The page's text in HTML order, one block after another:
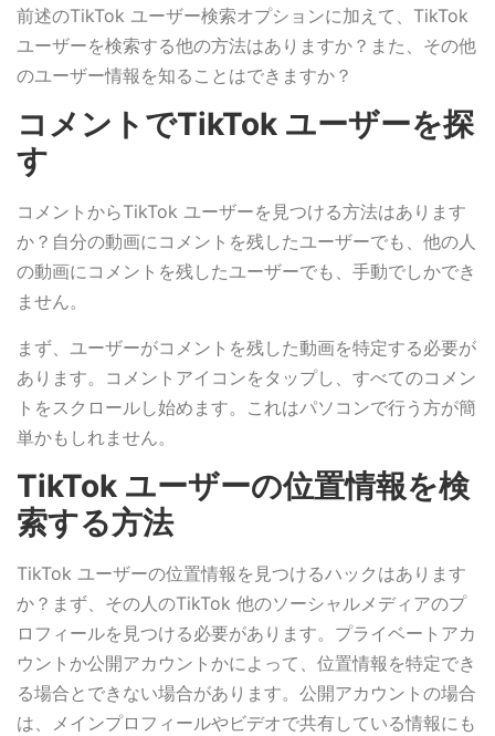
前述のTikTok ユーザー検索オプションに加えて、TikTok
ユーザーを検索する他の方法はありますか？また、その他
のユーザー情報を知ることはできますか？
コメントでTikTok ユーザーを探
す
コメントからTikTok ユーザーを見つける方法はあります
か？自分の動画にコメントを残したユーザーでも、他の人
の動画にコメントを残したユーザーでも、手動でしかでき
ません。
まず、ユーザーがコメントを残した動画を特定する必要が
あります。コメントアイコンをタップし、すべてのコメン
トをスクロールし始めます。これはパソコンで行う方が簡
単かもしれません。
TikTok ユーザーの位置情報を検
索する方法
TikTok ユーザーの位置情報を見つけるハックはあります
か？まず、その人のTikTok 他のソーシャルメディアのプ
ロフィールを見つける必要があります。プライベートアカ
ウントか公開アカウントかによって、位置情報を特定でき
る場合とできない場合があります。公開アカウントの場合
は、メインプロフィールやビデオで共有している情報にも